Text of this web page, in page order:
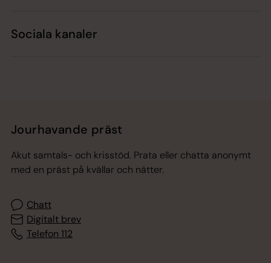
Sociala kanaler
Jourhavande präst
Akut samtals- och krisstöd. Prata eller chatta anonymt
med en präst på kvällar och nätter.
Chatt
Digitalt brev
Telefon 112